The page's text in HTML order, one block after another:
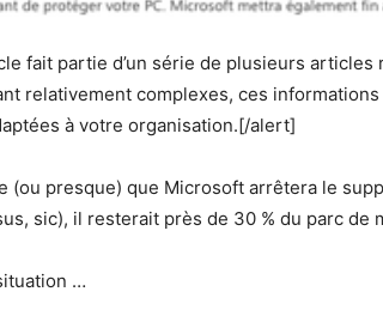
fait partie d’un série de plusieurs
relativement complexes, ces
à votre organisation.[/alert]
(ou presque) que Microsoft arrêtera le
sic), il resterait près de 30 % du parc
…